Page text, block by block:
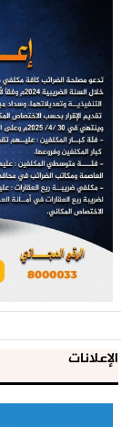
الإعلانات